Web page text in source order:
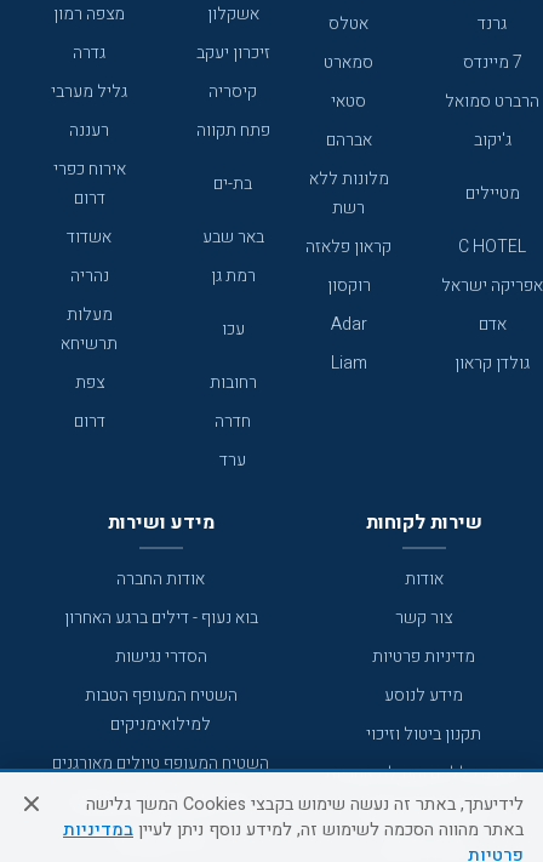
גרנד
אטלס
7 מיינדס
סמארט
הרברט סמואל
סטאי
ג'יקוב
אברהם
מטיילים
מלונות ללא
רשת
C HOTEL
קראון פלאזה
אפריקה ישראל
רוקסון
אדם
Adar
גולדן קראון
Liam
אשקלון
מצפה רמון
זיכרון יעקב
גדרה
קיסריה
גליל מערבי
פתח תקווה
רעננה
בת-ים
אירוח כפרי
דרום
באר שבע
אשדוד
רמת גן
נהריה
עכו
מעלות
תרשיחא
רחובות
צפת
חדרה
דרום
ערד
שירות לקוחות
אודות
צור קשר
מדיניות פרטיות
מידע לנוסע
תקנון ביטול וזיכוי
תנאים כלליים והגבלת אחריות
תקנון מועדון לקוחות
מדריך היעדים
מידע ושירות
אודות החברה
בוא נעוף - דילים ברגע האחרון
הסדרי נגישות
השטיח המעופף הטבות
למילואימניקים
השטיח המעופף טיולים מאורגנים
טיול מאורגן בשטיח המעופף
טיולי מאורגנים
לידיעתך, באתר זה נעשה שימוש בקבצי Cookies המשך גלישה
באתר מהווה הסכמה לשימוש זה, למידע נוסף ניתן לעייןבמדיניות
פרטיות